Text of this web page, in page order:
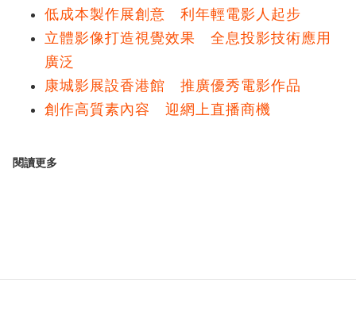
低成本製作展創意 利年輕電影人起步
立體影像打造視覺效果 全息投影技術應用
廣泛
康城影展設香港館 推廣優秀電影作品
創作高質素內容 迎網上直播商機
閱讀更多